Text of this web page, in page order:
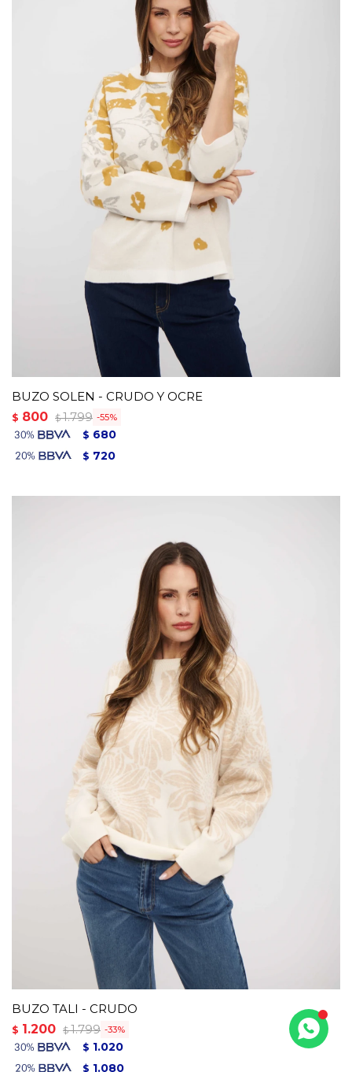
BUZO SOLEN - CRUDO Y OCRE
$ 800 $ 1.799 55
$ 680
$ 720
BUZO TALI - CRUDO
$ 1.200 $ 1.799 33
$ 1.020
$ 1.080